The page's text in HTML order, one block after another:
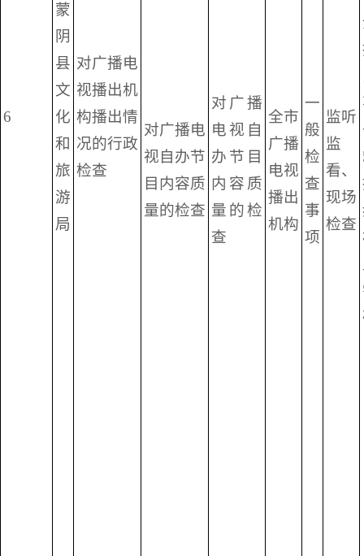
6
蒙
阴
县
文
化
和
旅
游
局
对广播电
视播出机
构播出情
况的行政
检查
对广播电
视自办节
目内容质
量的检查
对广播
电视自
办节目
内容质
量的检
查
全市
广播
电视
播出
机构
一
般
检
查
事
项
监听
监
看、
现场
检查